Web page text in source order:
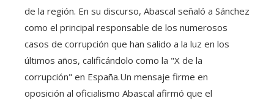
de la región. En su discurso, Abascal señaló a Sánchez
como el principal responsable de los numerosos
casos de corrupción que han salido a la luz en los
últimos años, calificándolo como la "X de la
corrupción" en España.Un mensaje firme en
oposición al oficialismo Abascal afirmó que el